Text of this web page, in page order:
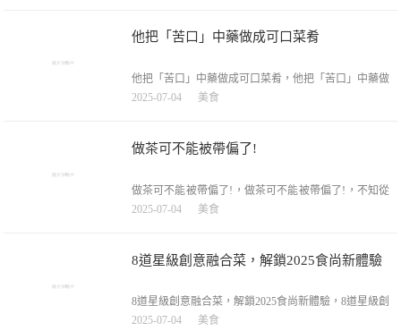
夏市集開市等你來打卡位置↓↓↓美食文創超吸睛傍晚分
他把「苦口」中藥做成可口菜肴
他把「苦口」中藥做成可口菜肴，他把「苦口」中藥做
成可口菜肴，來源：人民網一碗雞湯，能嘗出幾種味
潤。懷凱選用散養土雞，在雞湯中加入芍藥花、人參、
2025-07-04 美食
做茶可不能被帶偏了!
做茶可不能被帶偏了!，做茶可不能被帶偏了!，不知從
何時起，市面上湧現出諸多虛化的概念。哲學、審美、
品，甚至將其視為慢生活極致追求的象征。我無意反駁
這些觀點，畢竟它們
2025-07-04 美食
8道星級創意融合菜，解鎖2025食尚新體驗
8道星級創意融合菜，解鎖2025食尚新體驗，8道星級創
意融合菜，解鎖2025食尚新體驗，主頁獲取我們的團隊
2025-07-04 美食